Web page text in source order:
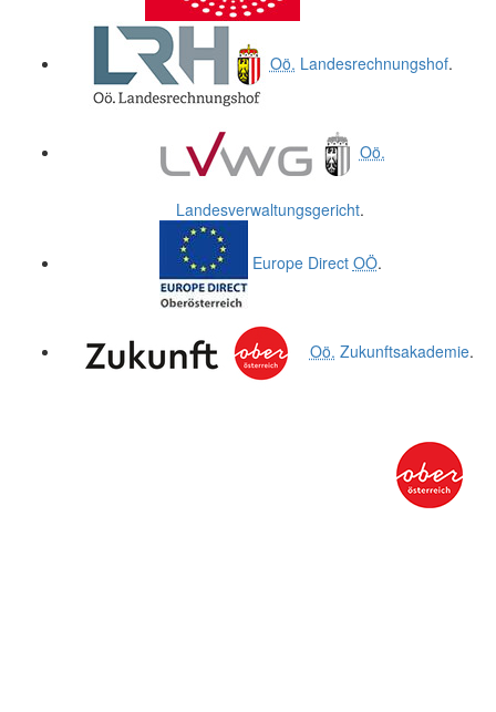
Oö. Landesrechnungshof.
Oö.
Landesverwaltungsgericht.
Europe Direct OÖ.
Oö. Zukunftsakademie.